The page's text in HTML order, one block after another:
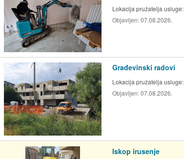
Lokacija pružatelja usluge:
Objavljen:07.08.2026.
Građevinski radovi
Lokacija pružatelja usluge:
Objavljen:07.08.2026.
Iskop irusenje